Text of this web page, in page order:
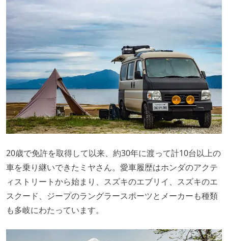
20歳で免許を取得して以来、約30年に渡って計10台以上の
車を乗り継いできたミヤさん。愛車履歴はホンダのアクテ
ィストリートから始まり、スズキのエブリイ、スズキのエ
スクード、ジープのラングラースポーツとメーカーも種類
も多岐にわたっています。